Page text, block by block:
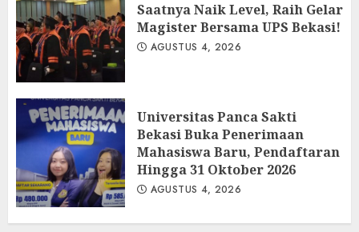
Saatnya Naik Level, Raih Gelar
Magister Bersama UPS Bekasi!
AGUSTUS 4, 2026
Universitas Panca Sakti
Bekasi Buka Penerimaan
Mahasiswa Baru, Pendaftaran
Hingga 31 Oktober 2026
AGUSTUS 4, 2026